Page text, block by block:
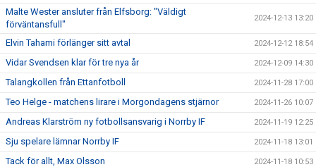
Malte Wester ansluter från Elfsborg: "Väldigt
förväntansfull"
2024-12-13 13:20
Elvin Tahami förlänger sitt avtal 2024-12-12 18:54
Vidar Svendsen klar för tre nya år 2024-12-09 14:30
Talangkollen från Ettanfotboll 2024-11-28 17:00
Teo Helge - matchens lirare i Morgondagens stjärnor 2024-11-26 10:07
Andreas Klarström ny fotbollsansvarig i Norrby IF 2024-11-19 12:25
Sju spelare lämnar Norrby IF 2024-11-18 13:01
Tack för allt, Max Olsson 2024-11-18 10:53